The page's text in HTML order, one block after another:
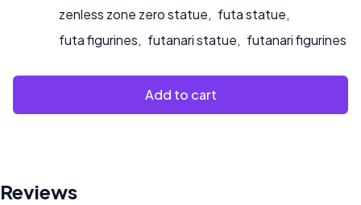
zenless zone zero statue, futa statue,
futa figurines, futanari statue, futanari figurines
Add to cart
Reviews